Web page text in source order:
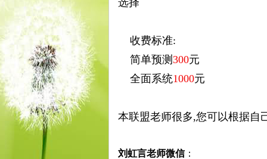
选择
收费标准:
简单预测 300元
全面系统1000元
本联盟老师很多,您可以根据自
刘虹言老师微信：